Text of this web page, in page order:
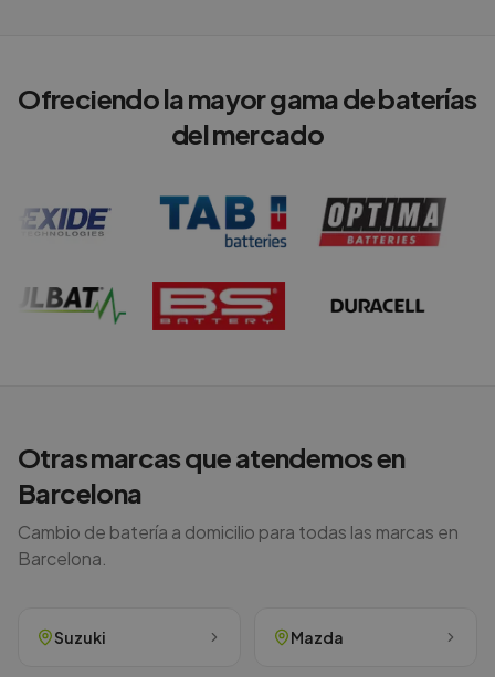
Ofreciendo la mayor gama de baterías
del mercado
Otras marcas que atendemos en
Barcelona
Cambio de batería a domicilio para todas las marcas en
Barcelona
Suzuki Mazda